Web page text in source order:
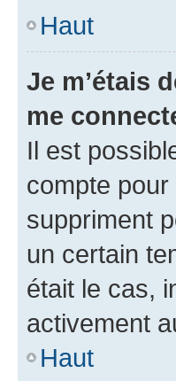
Haut
Je m’étais
me
Il est
compte
suppriment
un certain
était le cas,
activement
Haut